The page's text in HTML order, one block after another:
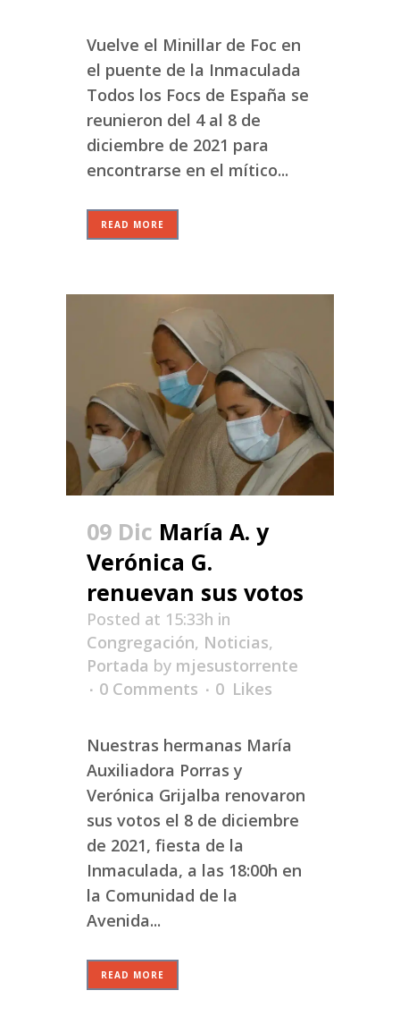
Vuelve el Minillar de Foc en
el puente de la Inmaculada
Todos los Focs de España se
reunieron del 4 al 8 de
diciembre de 2021 para
encontrarse en el mítico...
READ MORE
09 Dic María A. y
Verónica G.
renuevan sus votos
Posted at 15:33h in
Congregación, Noticias,
Portada by mjesustorrente
0 Comments
0 Likes
Nuestras hermanas María
Auxiliadora Porras y
Verónica Grijalba renovaron
sus votos el 8 de diciembre
de 2021, fiesta de la
Inmaculada, a las 18:00h en
la Comunidad de la
Avenida...
READ MORE